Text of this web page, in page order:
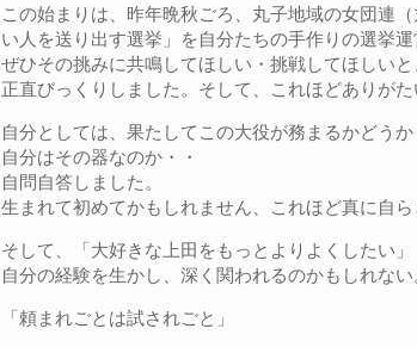
この始まりは、昨年晩秋ごろ、丸子地域の女団連
い人を送り出す選挙」を自分たちの手作りの選挙
ぜひその挑みに共鳴してほしい・挑戦してほしい
正直びっくりしました。そして、これほどありがた
自分としては、果たしてこの大役が務まるかどうか
自分はその器なのか・・
自問自答しました。
生まれて初めてかもしれません、これほど真に自ら
そして、「大好きな上田をもっとよりよくしたい
自分の経験を生かし、深く関われるのかもしれない
「頼まれごとは試されごと」